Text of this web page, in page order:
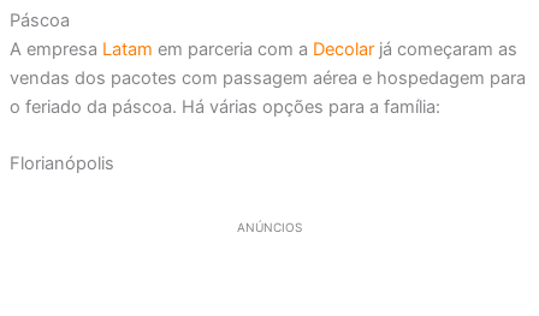
Páscoa
A empresa Latam em parceria com a Decolarjá começaram as
vendas dos pacotes com passagem aérea e hospedagem para
o feriado da páscoa. Há várias opções para a família:
Florianópolis
ANÚNCIOS